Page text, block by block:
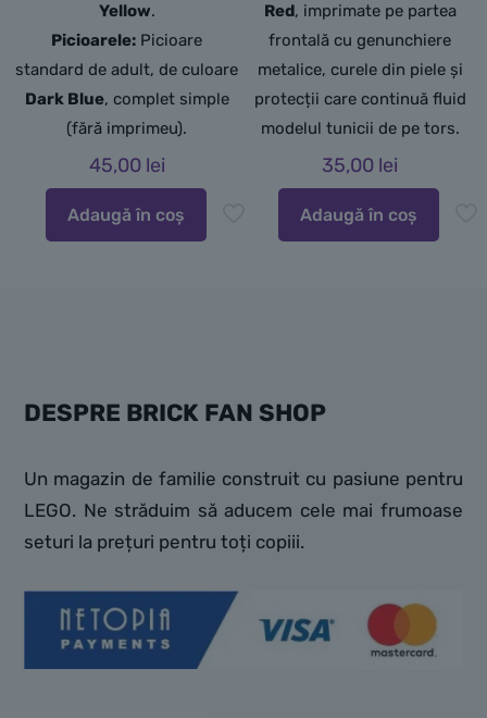
Yellow.
Picioarele: Picioare
standard de adult, de culoare
Dark Blue, complet simple
(fără imprimeu).
45,00 lei
Adaugă în coș
Red, imprimate pe partea
frontală cu genunchiere
metalice, curele din piele și
protecții care continuă fluid
modelul tunicii de pe tors.
35,00 lei
Adaugă în coș
DESPRE BRICK FAN SHOP
Un magazin de familie construit cu pasiune pentru
LEGO. Ne străduim să aducem cele mai frumoase
seturi la prețuri pentru toți copiii.